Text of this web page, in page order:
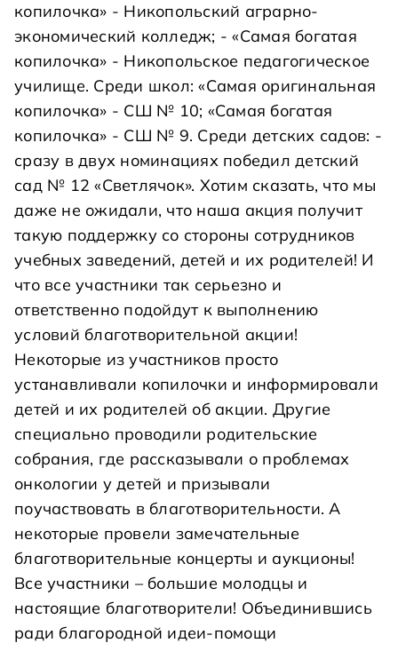
копилочка» - Никопольский аграрно-
экономический колледж; - «Самая богатая
копилочка» - Никопольское педагогическое
училище. Среди школ: «Самая оригинальная
копилочка» - СШ № 10; «Самая богатая
копилочка» - СШ № 9. Среди детских садов: -
сразу в двух номинациях победил детский
сад № 12 «Светлячок». Хотим сказать, что мы
даже не ожидали, что наша акция получит
такую поддержку со стороны сотрудников
учебных заведений, детей и их родителей! И
что все участники так серьезно и
ответственно подойдут к выполнению
условий благотворительной акции!
Некоторые из участников просто
устанавливали копилочки и информировали
детей и их родителей об акции. Другие
специально проводили родительские
собрания, где рассказывали о проблемах
онкологии у детей и призывали
поучаствовать в благотворительности. А
некоторые провели замечательные
благотворительные концерты и аукционы!
Все участники – большие молодцы и
настоящие благотворители! Объединившись
ради благородной идеи-помощи